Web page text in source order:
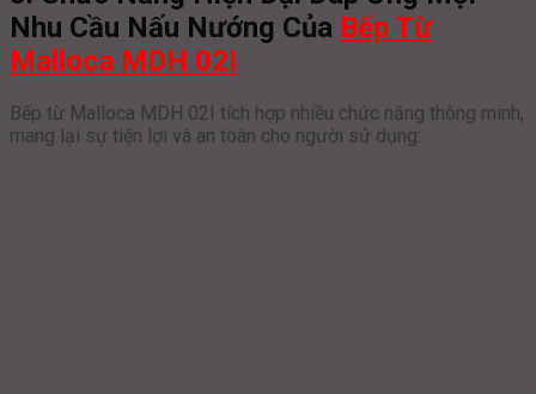
Nhu Cầu Nấu Nướng Của Bếp Từ
Malloca MDH 02I
Bếp từ Malloca MDH 02I tích hợp nhiều chức năng thông minh,
mang lại sự tiện lợi và an toàn cho người sử dụng: